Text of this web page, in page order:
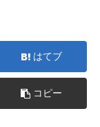
はてブ
コピー